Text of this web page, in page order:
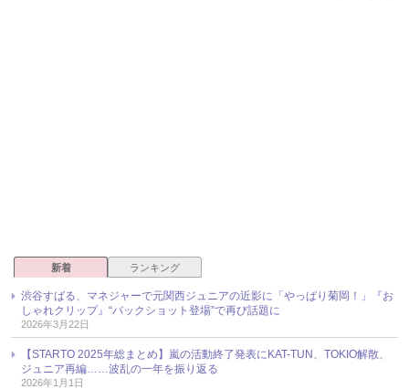
新着 ランキング
渋谷すばる、マネジャーで元関西ジュニアの近影に「やっぱり菊岡！」『お
しゃれクリップ』“バックショット登場”で再び話題に
2026年3月22日
【STARTO 2025年総まとめ】嵐の活動終了発表にKAT-TUN、TOKIO解散、
ジュニア再編……波乱の一年を振り返る
2026年1月1日